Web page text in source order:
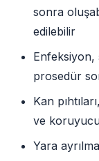
sonra
edilebilir
prosedür
Kan
ve
Yara